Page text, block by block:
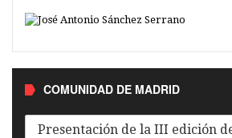
COMUNIDAD DE MADRID
Presentación de la III edición